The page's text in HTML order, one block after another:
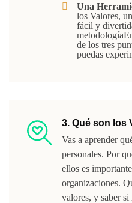
Una
los Valores,
fácil y
de los tres
puedas
3. Qué son los
Vas a aprender
personales. Por
ellos es
organizaciones.
valores, y saber si